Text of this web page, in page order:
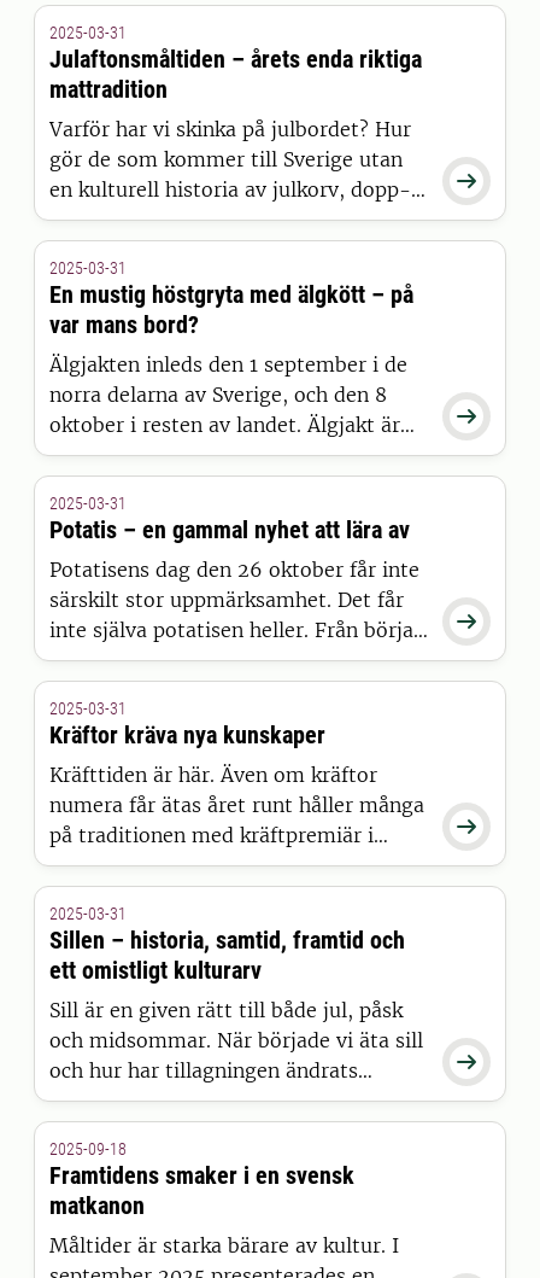
var påsken en påver tid. Så vad var och
är en hållbar påsk?

2025-03-31
Julaftonsmåltiden – årets enda riktiga
mattradition
Varför har vi skinka på julbordet? Hur
gör de som kommer till Sverige utan
en kulturell historia av julkorv, dopp-
i-grytan och lussebullar? Varför blir
julbordet en tidsresa? Om det skriver
måltidsforskaren Richard Tellström.

2025-03-31
En mustig höstgryta med älgkött – på
var mans bord?
Älgjakten inleds den 1 september i de
norra delarna av Sverige, och den 8
oktober i resten av landet. Älgjakt är
en tradition och ett intresse som
engagerar många. Hur mycket älgkött
äter vi och hur har det sett ut genom
historien?

2025-03-31
Potatis – en gammal nyhet att lära av
Potatisens dag den 26 oktober får inte
särskilt stor uppmärksamhet. Det får
inte själva potatisen heller. Från början
var dock potatis ett främmande
livsmedel som skulle introduceras för
folkets bästa och idag kan vi lära av
dess historia när vi planerar för
framtidens mat.

2025-03-31
Kräftor kräva nya kunskaper
Kräfttiden är här. Även om kräftor
numera får ätas året runt håller många
på traditionen med kräftpremiär i
augusti, för att längtan och
säsongsätande gör mat så mycket
godare. Läs måltidsforskaren Richard
Tellströms krönika om kräftätandets
historia.

2025-03-31
Sillen – historia, samtid, framtid och
ett omistligt kulturarv
Sill är en given rätt till både jul, påsk
och midsommar. När började vi äta sill
och hur har tillagningen ändrats
genom århundradena?
Måltidsforskaren Richard Tellström
bjuder på en historisk exposé över
sillen!
2025-09-18
Framtidens smaker i en svensk
matkanon
Måltider är starka bärare av kultur. I